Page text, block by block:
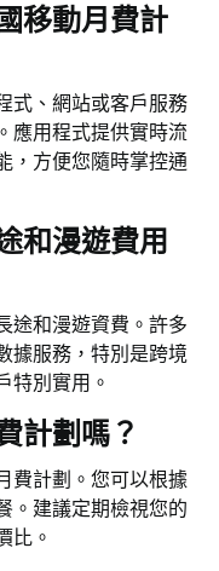
移動月費計
式、網站或客戶服務
應用程式提供實時流
，方便您隨時掌控通
和漫遊費用
途和漫遊資費。許多
據服務，特別是跨境
特別實用。
計劃嗎？
費計劃。您可以根據
。建議定期檢視您的
比。